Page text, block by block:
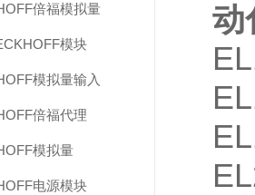
倍福模拟量
模块
模拟量输入
倍福代理
模拟量
电源模块
动